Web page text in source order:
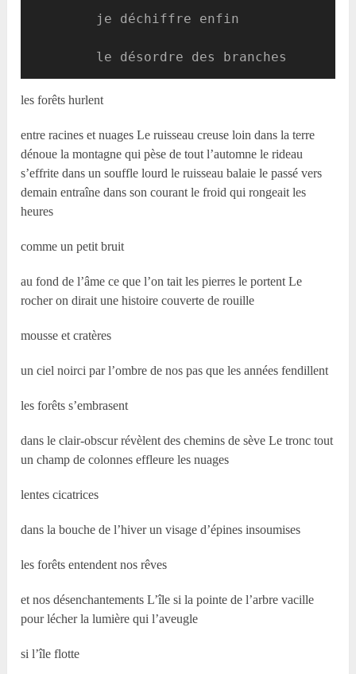
        le désordre des branches
les forêts hurlent
entre racines et nuages Le ruisseau creuse loin dans la terre
dénoue la montagne qui pèse de tout l’automne le rideau
s’effrite dans un souffle lourd le ruisseau balaie le passé vers
demain entraîne dans son courant le froid qui rongeait les
heures
comme un petit bruit
au fond de l’âme ce que l’on tait les pierres le portent Le
rocher on dirait une histoire couverte de rouille
mousse et cratères
un ciel noirci par l’ombre de nos pas que les années fendillent
les forêts s’embrasent
dans le clair-obscur révèlent des chemins de sève Le tronc tout
un champ de colonnes effleure les nuages
lentes cicatrices
dans la bouche de l’hiver un visage d’épines insoumises
les forêts entendent nos rêves
et nos désenchantements L’île si la pointe de l’arbre vacille
pour lécher la lumière qui l’aveugle
si l’île flotte